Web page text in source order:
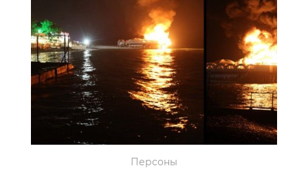
Персоны